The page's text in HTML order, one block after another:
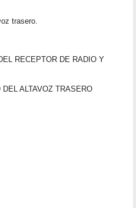
trasero.
RECEPTOR DE RADIO Y
ALTAVOZ TRASERO